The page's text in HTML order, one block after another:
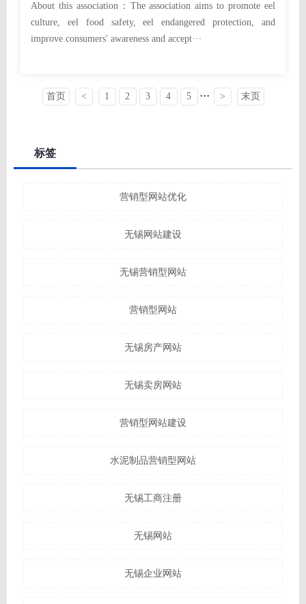
About this association：The association aims to promote eel
culture, eel food safety, eel endangered protection, and
improve consumers' awareness and accept···
首页 < 1 2 3 4 5 ··· > 末页
标签
营销型网站优化
无锡网站建设
无锡营销型网站
营销型网站
无锡房产网站
无锡卖房网站
营销型网站建设
水泥制品营销型网站
无锡工商注册
无锡网站
无锡企业网站